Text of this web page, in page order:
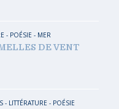
- POÉSIE - MER
DE VENT
- LITTÉRATURE - POÉSIE